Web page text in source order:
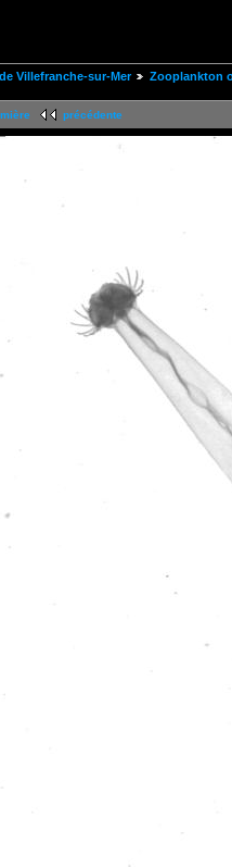
Villefranche-sur-Mer
Zooplankton
précédente